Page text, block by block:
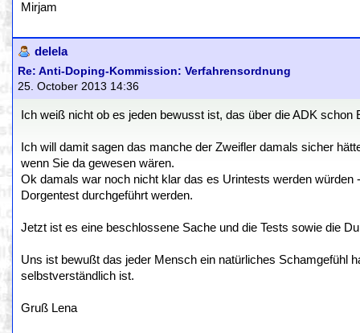
Mirjam
delela
Re: Anti-Doping-Kommission: Verfahrensordnung
25. October 2013 14:36
Ich weiß nicht ob es jeden bewusst ist, das über die ADK
Ich will damit sagen das manche der Zweifler damals sicher
wenn Sie da gewesen wären.
Ok damals war noch nicht klar das es Urintests werden
Dorgentest durchgeführt werden.
Jetzt ist es eine beschlossene Sache und die Tests sowie die
Uns ist bewußt das jeder Mensch ein natürliches Schamgefühl
selbstverständlich ist.
Gruß Lena